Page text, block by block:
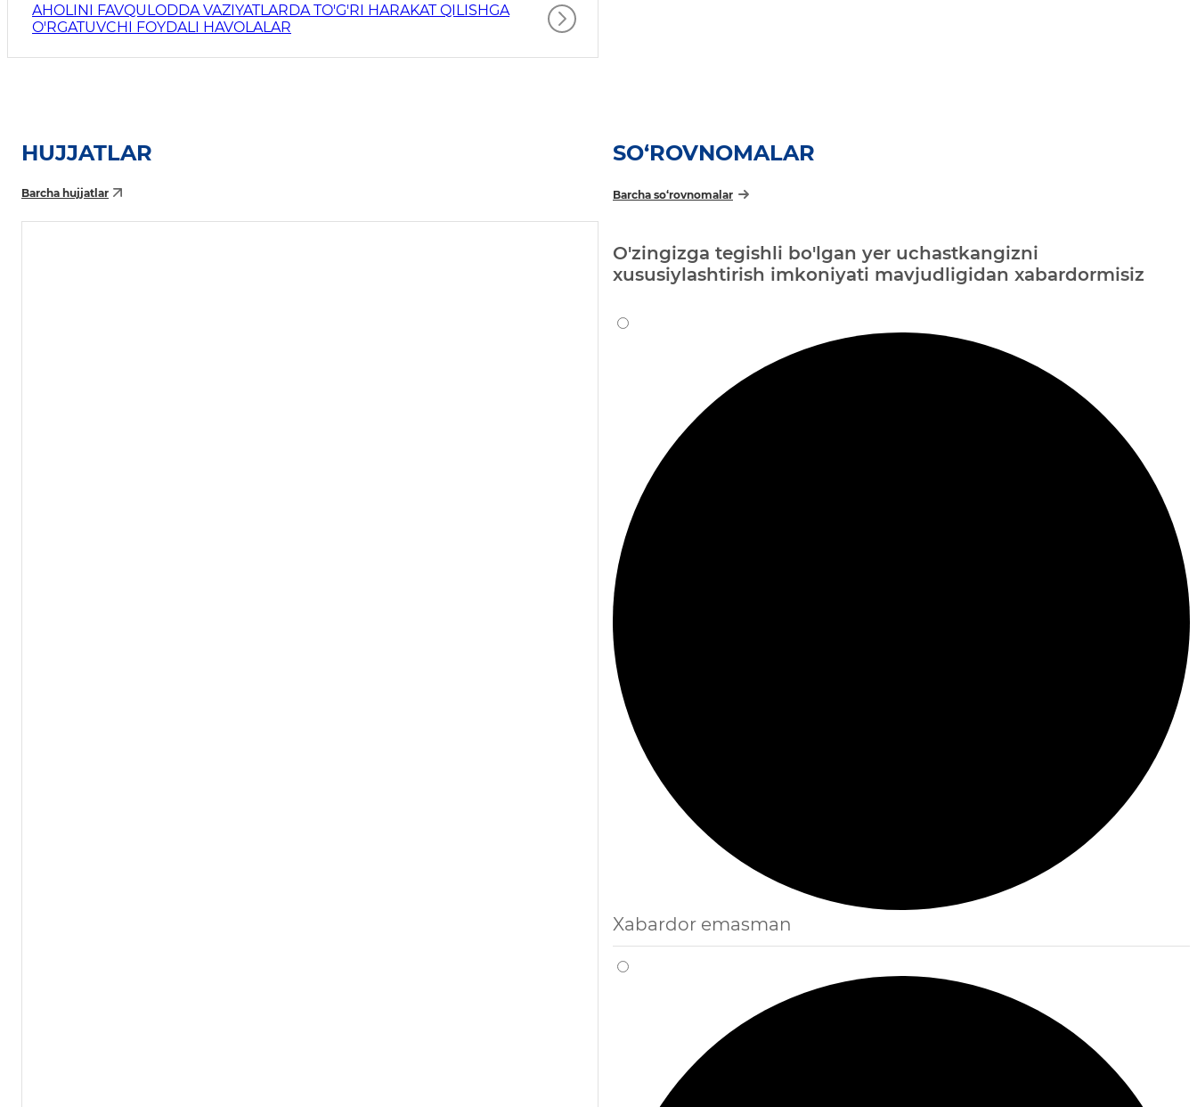
AHOLINI FAVQULODDA VAZIYATLARDA TO'G'RI HARAKAT QILISHGA
O'RGATUVCHI FOYDALI HAVOLALAR
HUJJATLAR
Barcha hujjatlar
SO‘ROVNOMALAR
Barcha so‘rovnomalar
O'zingizga tegishli bo'lgan yer uchastkangizni
xususiylashtirish imkoniyati mavjudligidan xabardormisiz
Xabardor emasman